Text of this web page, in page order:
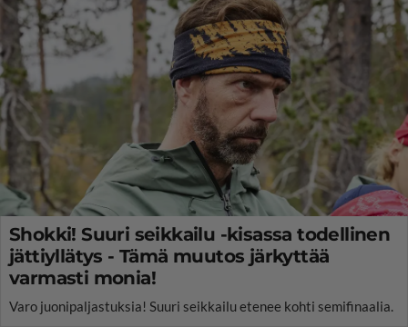
Shokki! Suuri seikkailu -kisassa todellinen
jättiyllätys - Tämä muutos järkyttää
varmasti monia!
Varo juonipaljastuksia! Suuri seikkailu etenee kohti semifinaalia.